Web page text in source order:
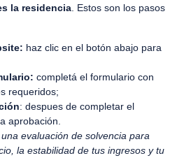
la residencia. Estos son los pasos
haz clic en el botón abajo para
completá el formulario con
requeridos;
: despues de completar el
aprobación.
evaluación de solvencia para
la estabilidad de tus ingresos y tu